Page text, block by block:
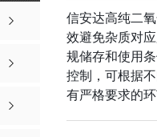
信安达高纯二
效避免杂质对
规储存和使用
控制，可根据
有严格要求的环